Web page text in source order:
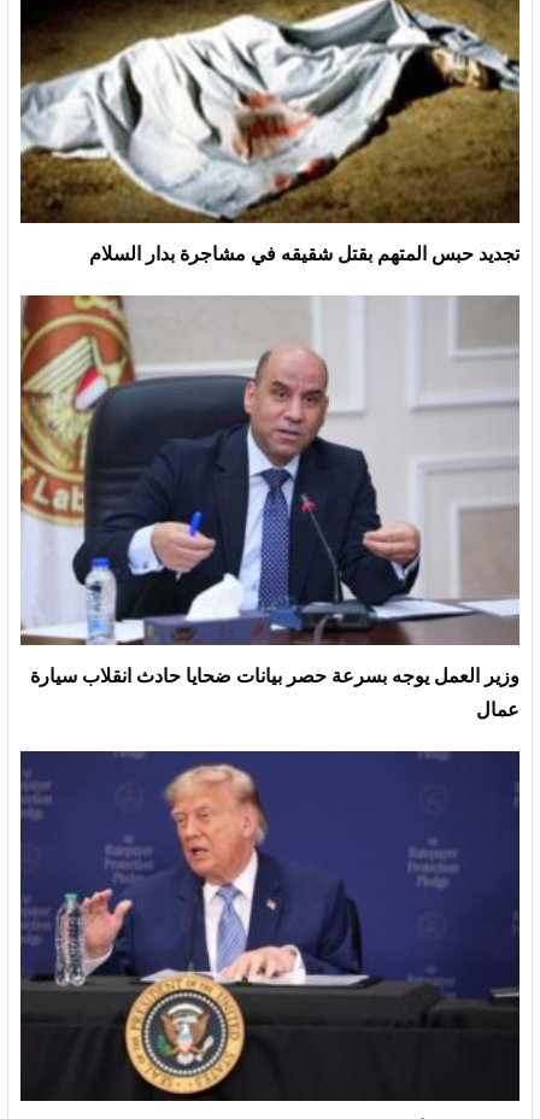
تجديد حبس المتهم بقتل شقيقه في مشاجرة بدار السلام
وزير العمل يوجه بسرعة حصر بيانات ضحايا حادث انقلاب سيارة
عمال